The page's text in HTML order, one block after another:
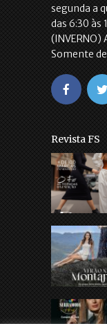
segunda a
das 6:30 às
(INVERNO)
Somente
Revista FS